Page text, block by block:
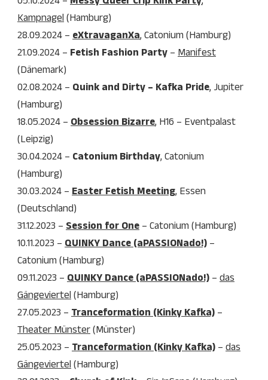
Kampnagel(Hamburg)
28.09.2024 –eXtravaganXa, Catonium (Hamburg)
21.09.2024 – Fetish Fashion Party–Manifest
(Dänemark)
02.08.2024 – Quink and Dirty – Kafka Pride, Jupiter
(Hamburg)
18.05.2024 –Obsession Bizarre, H16 – Eventpalast
(Leipzig)
30.04.2024 – Catonium Birthday, Catonium
(Hamburg)
30.03.2024 –Easter Fetish Meeting, Essen
(Deutschland)
31.12.2023 –Session for One– Catonium (Hamburg)
10.11.2023 –QUINKY Dance (aPASSIONado!)–
Catonium (Hamburg)
09.11.2023 –QUINKY Dance (aPASSIONado!)–das
Gängeviertel(Hamburg)
27.05.2023 –Tranceformation (Kinky Kafka)–
Theater Münster(Münster)
25.05.2023 –Tranceformation (Kinky Kafka)–das
Gängeviertel(Hamburg)